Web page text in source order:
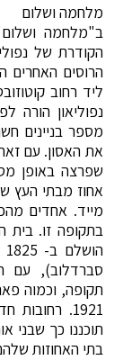
מלחמה ושלום
ב"מלחמה
הקודרת של
הרוסים האחרים
ליד רחוב
נפוליאון הורה
מספר בניינים
את האסון. עם
שפרצה באופן
אחוז מבתי העץ
מייד. אחדים
בתקופה זו.
סברדלוב), עם
תקופה, וכמוה
1921.
תוכננו כך שבני
בתי האחוזות